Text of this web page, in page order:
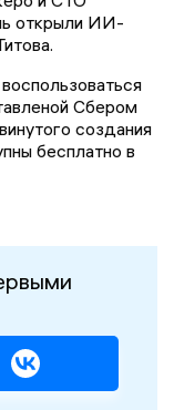
открыли ИИ-
Сбером
создания
бесплатно в